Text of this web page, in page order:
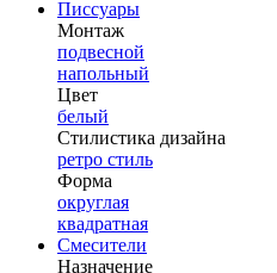
Писсуары
Монтаж
подвесной
напольный
Цвет
белый
Стилистика дизайна
ретро стиль
Форма
округлая
квадратная
Смесители
Назначение